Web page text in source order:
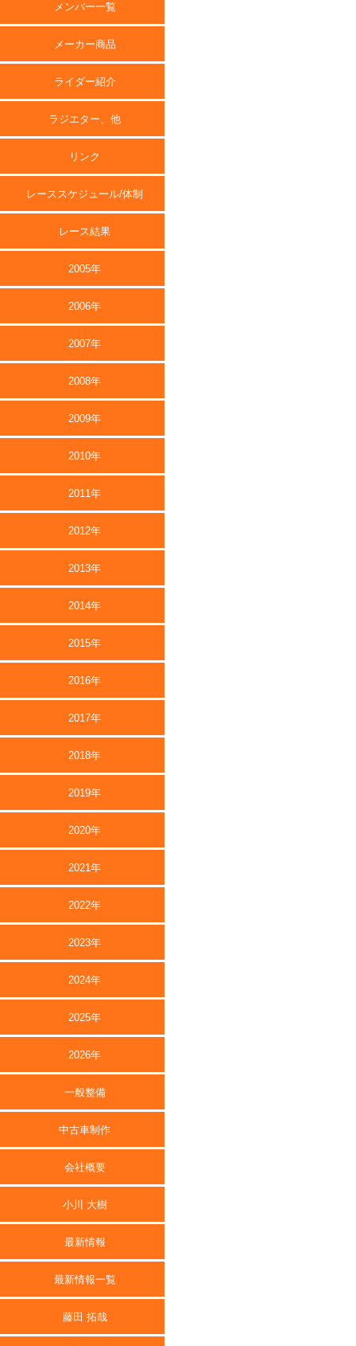
メンバー一覧
メーカー商品
ライダー紹介
ラジエター、他
リンク
レーススケジュール/体制
レース結果
2005年
2006年
2007年
2008年
2009年
2010年
2011年
2012年
2013年
2014年
2015年
2016年
2017年
2018年
2019年
2020年
2021年
2022年
2023年
2024年
2025年
2026年
一般整備
中古車制作
会社概要
小川 大樹
最新情報
最新情報一覧
藤田 拓哉